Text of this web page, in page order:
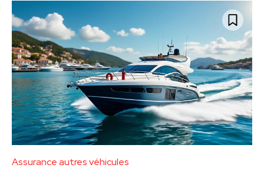
Assurance autres véhicules